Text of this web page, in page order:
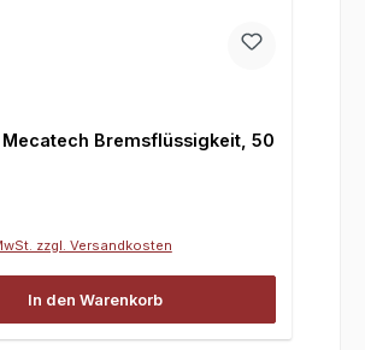
Bremsflüssigkeit, 50
zzgl. Versandkosten
In den Warenkorb